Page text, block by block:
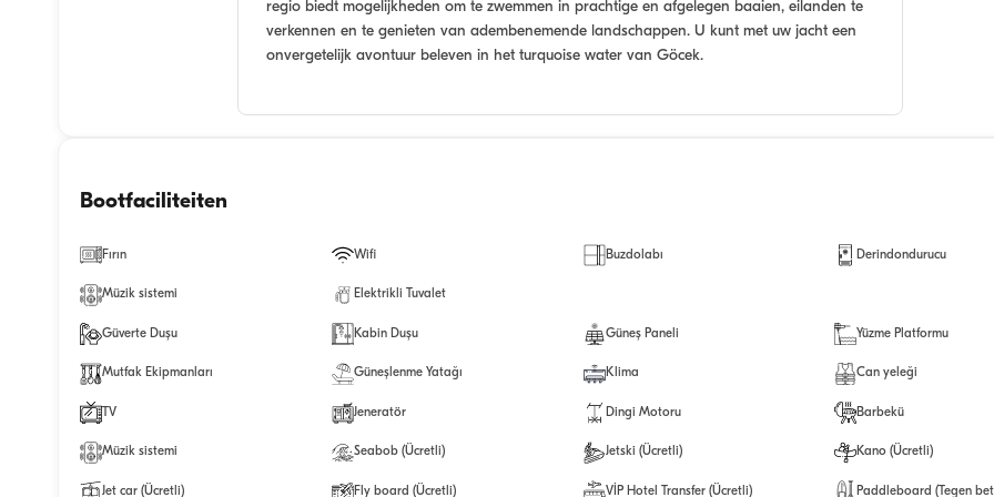
regio biedt mogelijkheden om te zwemmen in prachtige en afgelegen baaien, eilanden te
verkennen en te genieten van adembenemende landschappen. U kunt met uw jacht een
onvergetelijk avontuur beleven in het turquoise water van Göcek.
Bootfaciliteiten
Fırın Wifi Buzdolabı Derindondurucu
Müzik sistemi Elektrikli Tuvalet
Güverte Duşu Kabin Duşu Güneş Paneli Yüzme Platformu
Mutfak Ekipmanları Güneşlenme Yatağı Klima Can yeleği
TV Jeneratör Dingi Motoru Barbekü
Müzik sistemi Seabob (Ücretli) Jetski (Ücretli) Kano (Ücretli)
Jet car (Ücretli) Fly board (Ücretli) VİP Hotel Transfer (Ücretli) Paddleboard (Tegen